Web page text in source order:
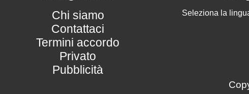
Chi siamo
Contattaci
Termini accordo
Privato
Pubblicità
Seleziona la